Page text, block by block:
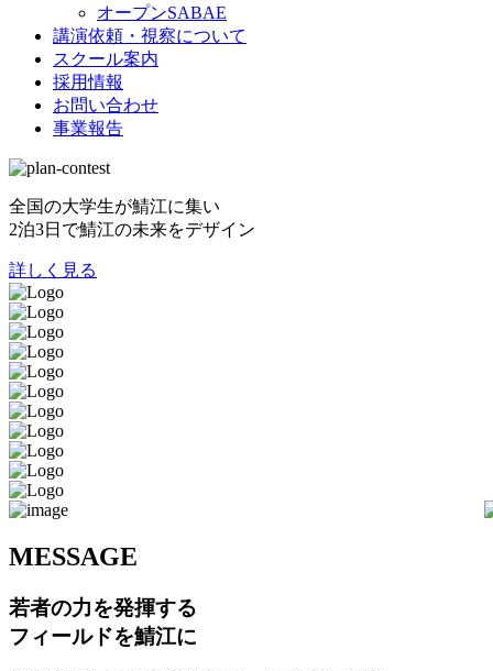
オープンSABAE
講演依頼・視察について
スクール案内
採用情報
お問い合わせ
事業報告
全国の大学生が鯖江に集い
2泊3日で鯖江の未来をデザイン
詳しく見る
MESSAGE
若者の力を発揮する
フィールドを鯖江に